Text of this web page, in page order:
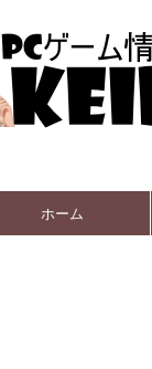
ホーム